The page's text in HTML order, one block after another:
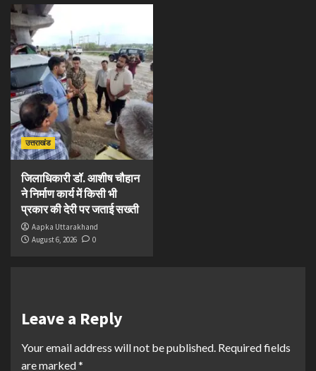
उत्तराखंड
जिलाधिकारी डॉ. आशीष चौहान
ने निर्माण कार्य में किसी भी
प्रकार की देरी पर जताई सख्ती
Aapka Uttarakhand
August 6, 2026
0
Leave a Reply
Your email address will not be published. Required fields
are marked*